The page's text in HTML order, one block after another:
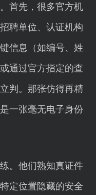
首先，很多官方机
聘单位、认证机构
信息（如编号、姓
通过官方指定的查
判。那张仿得再精
一张毫无电子身份
。他们熟知真证件
定位置隐藏的安全